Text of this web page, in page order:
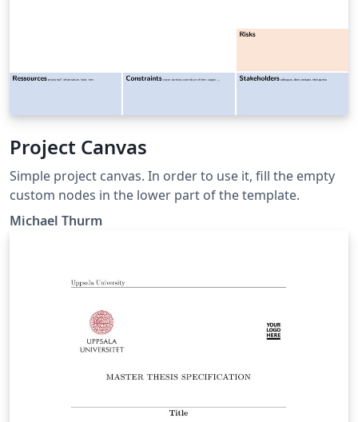
Project Canvas
Simple project canvas. In order to use it, fill the empty
custom nodes in the lower part of the template.
Michael Thurm